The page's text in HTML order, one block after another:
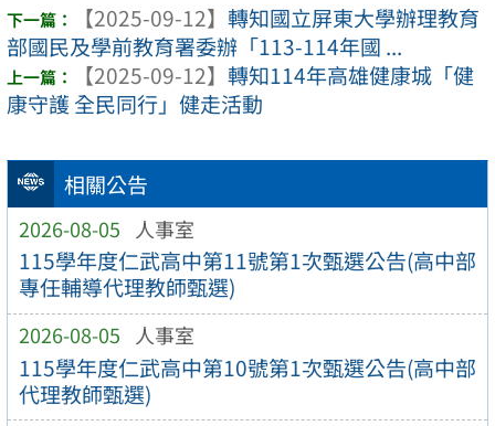
相關公告
2026-08-05 人事室
115學年度仁武高中第11號第1次甄選公告(高中部
專任輔導代理教師甄選)
2026-08-05 人事室
115學年度仁武高中第10號第1次甄選公告(高中部
代理教師甄選)
【2025-09-12】 轉知國立屏東大學辦理教育
部國民及學前教育署委辦「113-114年國 ...
【2025-09-12】 轉知114年高雄健康城「健
康守護 全民同行」健走活動